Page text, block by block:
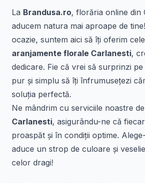
La Brandusa.ro, florăria online din
aducem natura mai aproape de
ocazie, suntem aici să îți oferim
aranjamente florale Carlanesti,
dedicare. Fie că vrei să surprinzi
pur și simplu să îți înfrumusețezi
soluția perfectă.
Ne mândrim cu serviciile noastre de
Carlanesti, asigurându-ne că
proaspăt și în condiții optime.
aduce un strop de culoare și
celor dragi!